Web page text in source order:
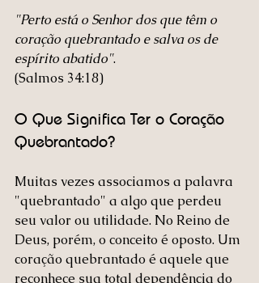
"Perto está o Senhor dos que têm o
coração quebrantado e salva os de
espírito abatido".
(Salmos 34:18)
O Que Significa Ter o Coração
Quebrantado?
Muitas vezes associamos a palavra
"quebrantado" a algo que perdeu
seu valor ou utilidade. No Reino de
Deus, porém, o conceito é oposto. Um
coração quebrantado é aquele que
reconhece sua total dependência do